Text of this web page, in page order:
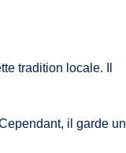
tradition locale. Il
il garde un